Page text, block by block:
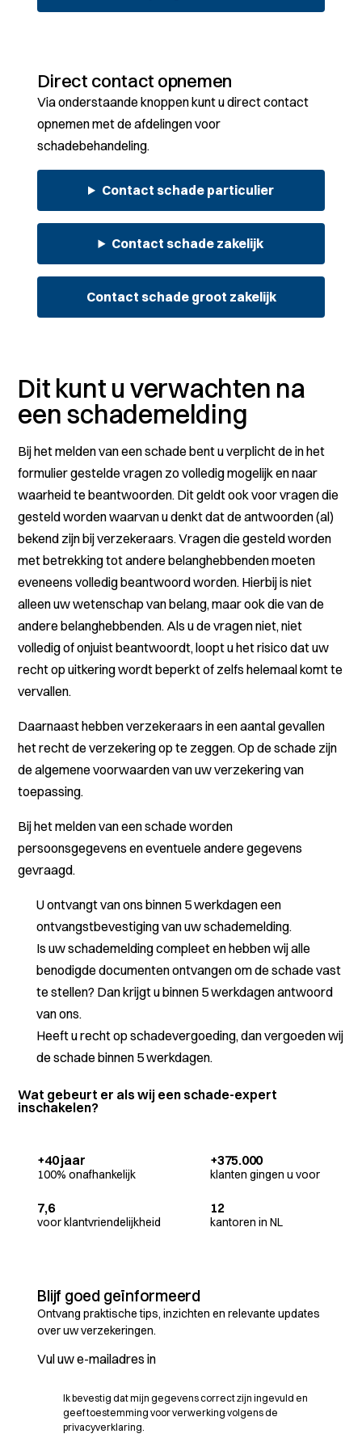
Direct contact opnemen
Via onderstaande knoppen kunt u direct contact
opnemen met de afdelingen voor
schadebehandeling.
Contact schade particulier
Contact schade zakelijk
Contact schade groot zakelijk
Dit kunt u verwachten na
een schademelding
Bij het melden van een schade bent u verplicht de in het
formulier gestelde vragen zo volledig mogelijk en naar
waarheid te beantwoorden. Dit geldt ook voor vragen die
gesteld worden waarvan u denkt dat de antwoorden (al)
bekend zijn bij verzekeraars. Vragen die gesteld worden
met betrekking tot andere belanghebbenden moeten
eveneens volledig beantwoord worden. Hierbij is niet
alleen uw wetenschap van belang, maar ook die van de
andere belanghebbenden. Als u de vragen niet, niet
volledig of onjuist beantwoordt, loopt u het risico dat uw
recht op uitkering wordt beperkt of zelfs helemaal komt te
vervallen.
Daarnaast hebben verzekeraars in een aantal gevallen
het recht de verzekering op te zeggen. Op de schade zijn
de algemene voorwaarden van uw verzekering van
toepassing.
Bij het melden van een schade worden
persoonsgegevens en eventuele andere gegevens
gevraagd.
U ontvangt van ons binnen 5 werkdagen een
ontvangstbevestiging van uw schademelding.
Is uw schademelding compleet en hebben wij alle
benodigde documenten ontvangen om de schade vast
te stellen? Dan krijgt u binnen 5 werkdagen antwoord
van ons.
Heeft u recht op schadevergoeding, dan vergoeden wij
de schade binnen 5 werkdagen.
Wat gebeurt er als wij een schade-expert
inschakelen?
+40 jaar
100% onafhankelijk
+375.000
klanten gingen u voor
7,6
voor klantvriendelijkheid
12
kantoren in NL
Blijf goed geïnformeerd
Ontvang praktische tips, inzichten en relevante updates
over uw verzekeringen.
Ik bevestig dat mijn gegevens correct zijn ingevuld en
geef toestemming voor verwerking volgens de
privacyverklaring.